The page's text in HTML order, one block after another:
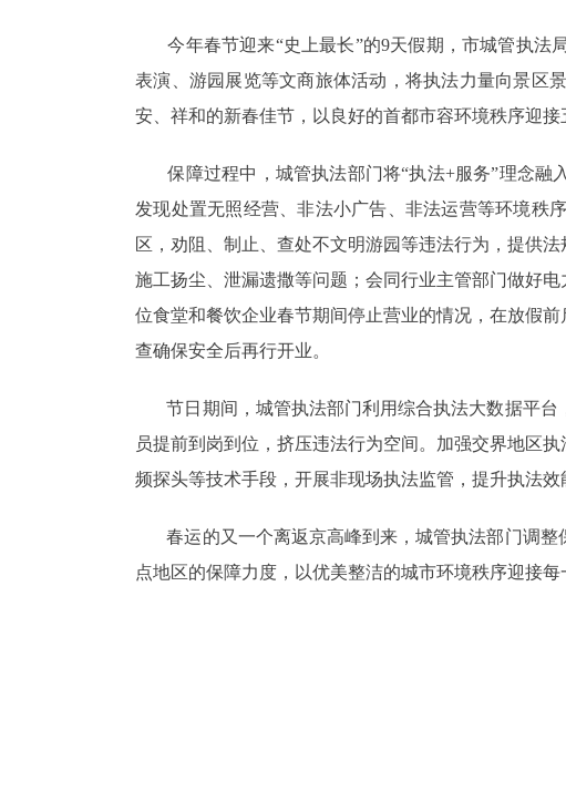
今年春节迎来“史上最长”的9天假期，市城管执法
表演、游园展览等文商旅体活动，将执法力量向景区
安、祥和的新春佳节，以良好的首都市容环境秩序迎接
保障过程中，城管执法部门将“执法+服务”理念融
发现处置无照经营、非法小广告、非法运营等环境秩
区，劝阻、制止、查处不文明游园等违法行为，提供
施工扬尘、泄漏遗撒等问题；会同行业主管部门做好
位食堂和餐饮企业春节期间停止营业的情况，在放假
查确保安全后再行开业。
节日期间，城管执法部门利用综合执法大数据平台
员提前到岗到位，挤压违法行为空间。加强交界地区
频探头等技术手段，开展非现场执法监管，提升执法效
春运的又一个离返京高峰到来，城管执法部门调整
点地区的保障力度，以优美整洁的城市环境秩序迎接每